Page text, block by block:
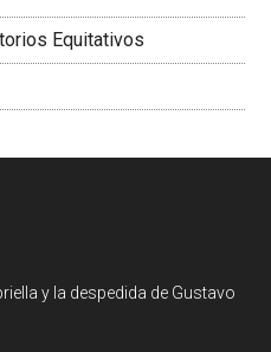
Equitativos
y la despedida de Gustavo